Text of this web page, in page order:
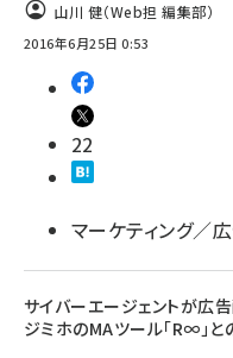
山川 健（Web担 編集部）
2016年6月25日 0:53
22
マーケティング／
サイバーエージェントが広
ジミホのMAツール「R∞」